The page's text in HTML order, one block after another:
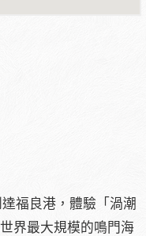
福良港，體驗「渦潮
界最大規模的鳴門海